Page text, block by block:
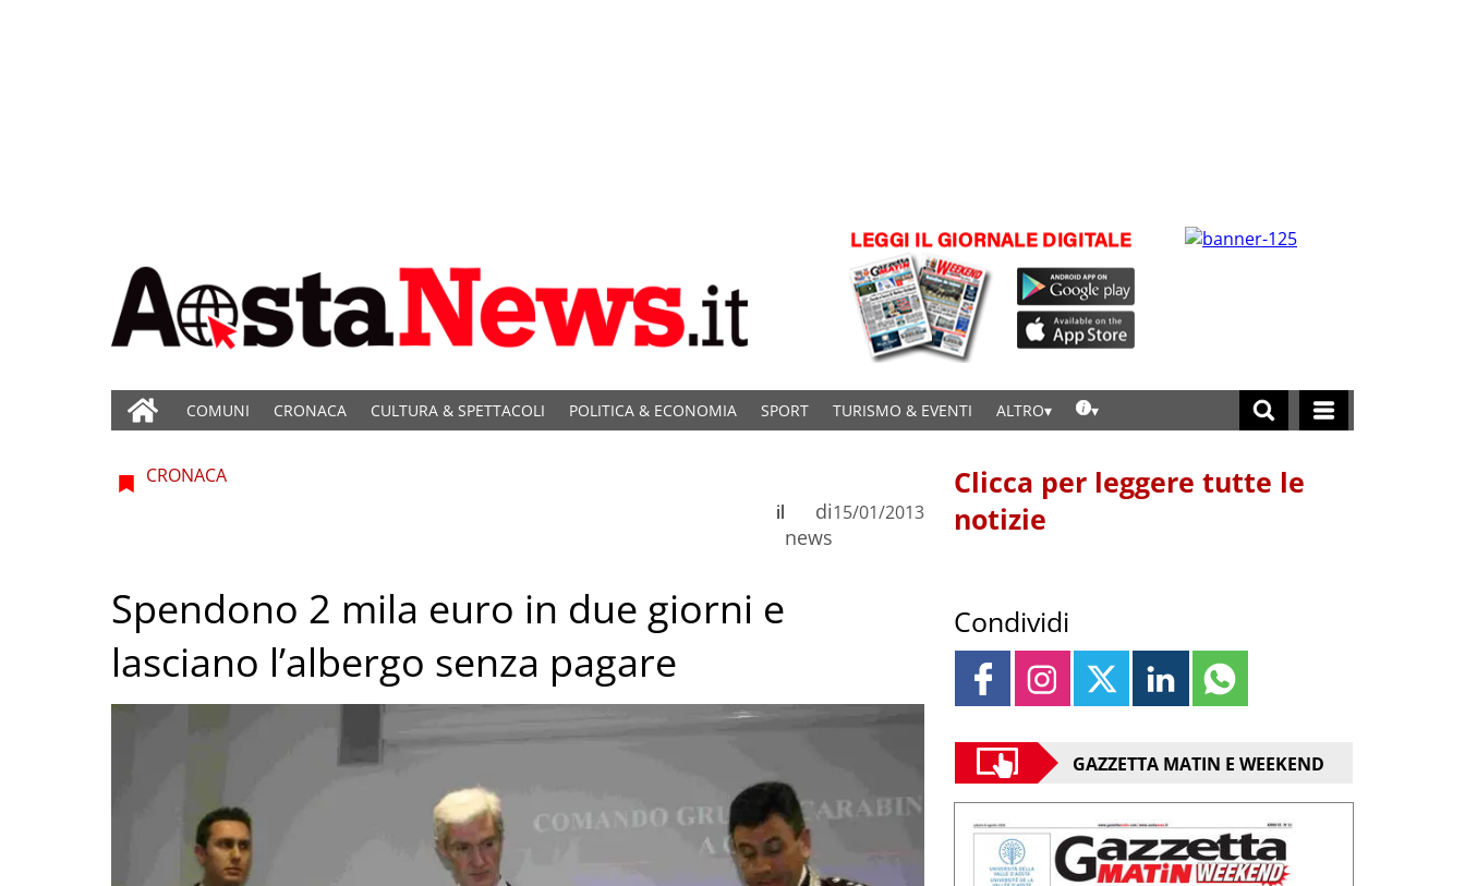
COMUNI CRONACA CULTURA & SPETTACOLI POLITICA & ECONOMIA SPORT TURISMO & EVENTI ALTRO
CRONACA
di
news
il 15/01/2013
Spendono 2 mila euro in due giorni e
lasciano l’albergo senza pagare
Clicca per leggere tutte le
notizie
Condividi
GAZZETTA MATIN E WEEKEND